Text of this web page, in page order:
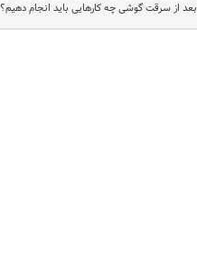
بعد از سرقت گوشی چه کارهایی باید انجام دهیم؟